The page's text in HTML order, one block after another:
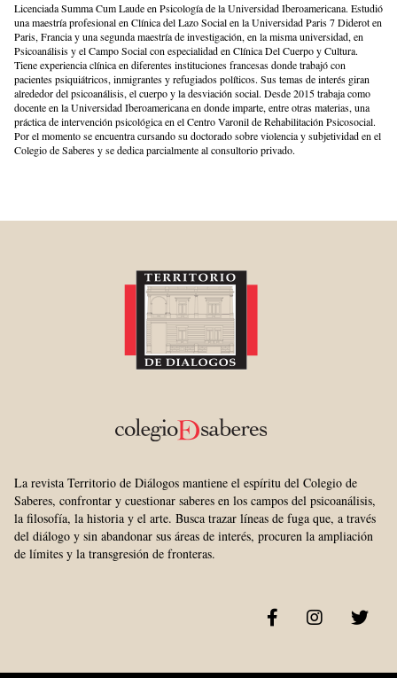
Licenciada Summa Cum Laude en Psicología de la Universidad Iberoamericana. Estudió
una maestría profesional en Clínica del Lazo Social en la Universidad Paris 7 Diderot en
Paris, Francia y una segunda maestría de investigación, en la misma universidad, en
Psicoanálisis y el Campo Social con especialidad en Clínica Del Cuerpo y Cultura.
Tiene experiencia clínica en diferentes instituciones francesas donde trabajó con
pacientes psiquiátricos, inmigrantes y refugiados políticos. Sus temas de interés giran
alrededor del psicoanálisis, el cuerpo y la desviación social. Desde 2015 trabaja como
docente en la Universidad Iberoamericana en donde imparte, entre otras materias, una
práctica de intervención psicológica en el Centro Varonil de Rehabilitación Psicosocial.
Por el momento se encuentra cursando su doctorado sobre violencia y subjetividad en el
Colegio de Saberes y se dedica parcialmente al consultorio privado.
La revista Territorio de Diálogos mantiene el espíritu del Colegio de
Saberes, confrontar y cuestionar saberes en los campos del psicoanálisis,
la filosofía, la historia y el arte. Busca trazar líneas de fuga que, a través
del diálogo y sin abandonar sus áreas de interés, procuren la ampliación
de límites y la transgresión de fronteras.